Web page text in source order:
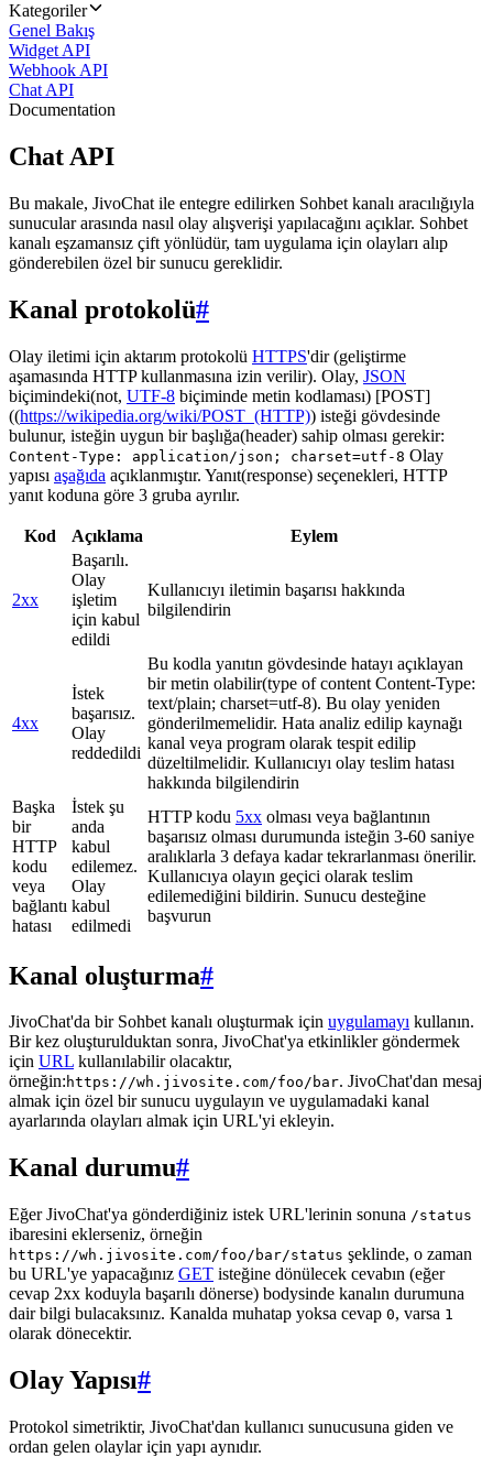
Kategoriler
Genel Bakış
Widget API
Webhook API
Chat API
Documentation
Chat API
Bu makale, JivoChat ile entegre edilirken Sohbet kanalı aracılığıyla
sunucular arasında nasıl olay alışverişi yapılacağını açıklar. Sohbet
kanalı eşzamansız çift yönlüdür, tam uygulama için olayları alıp
gönderebilen özel bir sunucu gereklidir.
Kanal protokolü#
Olay iletimi için aktarım protokolü HTTPS'dir (geliştirme
aşamasında HTTP kullanmasına izin verilir). Olay, JSON
biçimindeki(not, UTF-8 biçiminde metin kodlaması) [POST]
((https://wikipedia.org/wiki/POST_(HTTP)) isteği gövdesinde
bulunur, isteğin uygun bir başlığa(header) sahip olması gerekir:
Content-Type: application/json; charset=utf-8 Olay
yapısı aşağıda açıklanmıştır. Yanıt(response) seçenekleri, HTTP
yanıt koduna göre 3 gruba ayrılır.
Kod Açıklama Eylem
2xx
Başarılı.
Olay
işletim
için kabul
edildi
Kullanıcıyı iletimin başarısı hakkında
bilgilendirin
4xx
İstek
başarısız.
Olay
reddedildi
Bu kodla yanıtın gövdesinde hatayı açıklayan
bir metin olabilir(type of content Content-Type:
text/plain; charset=utf-8). Bu olay yeniden
gönderilmemelidir. Hata analiz edilip kaynağı
kanal veya program olarak tespit edilip
düzeltilmelidir. Kullanıcıyı olay teslim hatası
hakkında bilgilendirin
Başka
bir
HTTP
kodu
veya
bağlantı
hatası
İstek şu
anda
kabul
edilemez.
Olay
kabul
edilmedi
HTTP kodu 5xx olması veya bağlantının
başarısız olması durumunda isteğin 3-60 saniye
aralıklarla 3 defaya kadar tekrarlanması önerilir.
Kullanıcıya olayın geçici olarak teslim
edilemediğini bildirin. Sunucu desteğine
başvurun
Kanal oluşturma#
JivoChat'da bir Sohbet kanalı oluşturmak için uygulamayı kullanın.
Bir kez oluşturulduktan sonra, JivoChat'ya etkinlikler göndermek
için URL kullanılabilir olacaktır,
örneğin: https://wh.jivosite.com/foo/bar. JivoChat'dan mesaj
almak için özel bir sunucu uygulayın ve uygulamadaki kanal
ayarlarında olayları almak için URL'yi ekleyin.
Kanal durumu#
Eğer JivoChat'ya gönderdiğiniz istek URL'lerinin sonuna /status
ibaresini eklerseniz, örneğin
https://wh.jivosite.com/foo/bar/status şeklinde, o zaman
bu URL'ye yapacağınız GET isteğine dönülecek cevabın (eğer
cevap 2xx koduyla başarılı dönerse) bodysinde kanalın durumuna
dair bilgi bulacaksınız. Kanalda muhatap yoksa cevap 0, varsa 1
olarak dönecektir.
Olay Yapısı#
Protokol simetriktir, JivoChat'dan kullanıcı sunucusuna giden ve
ordan gelen olaylar için yapı aynıdır.